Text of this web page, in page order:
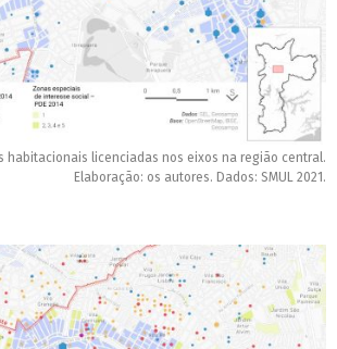
habitacionais licenciadas nos eixos na região central.
Elaboração: os autores. Dados: SMUL 2021.